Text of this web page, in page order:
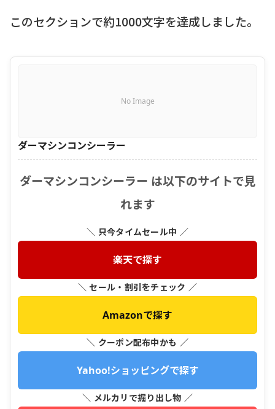
このセクションで約1000文字を達成しました。
No Image
ダーマシンコンシーラー
ダーマシンコンシーラー は以下のサイトで見
れます
＼ 只今タイムセール中 ／
楽天で探す
＼ セール・割引をチェック ／
Amazonで探す
＼ クーポン配布中かも ／
Yahoo!ショッピングで探す
＼ メルカリで掘り出し物 ／